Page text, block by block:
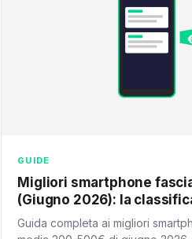
GUIDE
Migliori smartphone
(Giugno 2026): la
Guida completa ai migliori